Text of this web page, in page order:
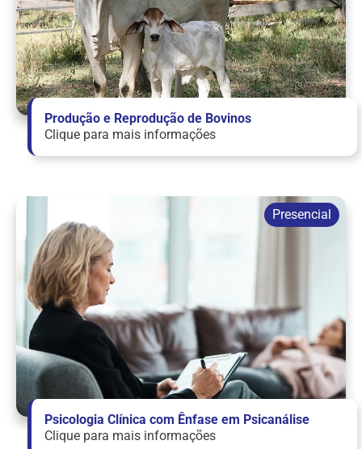
Produção e Reprodução de Bovinos
Clique para mais informações
Psicologia Clínica com Ênfase em Psicanálise
Clique para mais informações